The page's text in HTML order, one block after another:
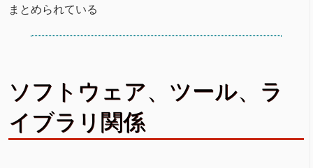
まとめられている
ソフトウェア、ツール、ラ
イブラリ関係